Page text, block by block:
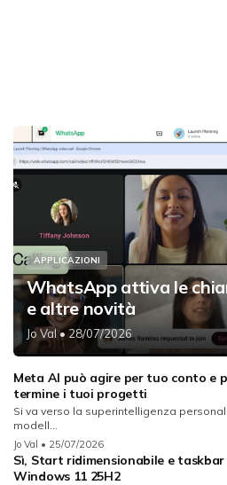
APPLICAZIONI
WhatsApp attiva le
e altre novità
Jo Val• 28/07/2026
Meta AI può agire per tuo conto e
termine i tuoi progetti
Si va verso la superintelligenza
modell...
Jo Val • 25/07/2026
Sì, Start ridimensionabile e taskbar
Windows 11 25H2